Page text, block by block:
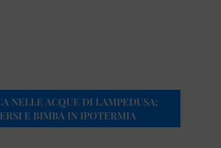
NELLE ACQUE DI LAMPEDUSA:
E BIMBA IN IPOTERMIA